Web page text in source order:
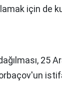
için de
25